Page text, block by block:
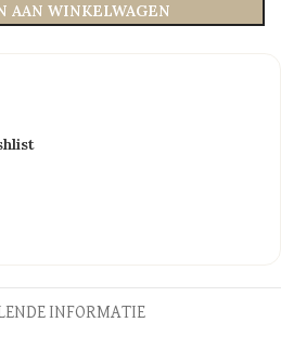
AAN WINKELWAGEN
INFORMATIE